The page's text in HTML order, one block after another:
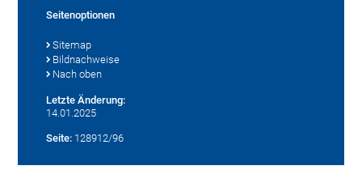
Seitenoptionen
Sitemap
Bildnachweise
Nach oben
Letzte Änderung:
14.01.2025
Seite: 128912/96